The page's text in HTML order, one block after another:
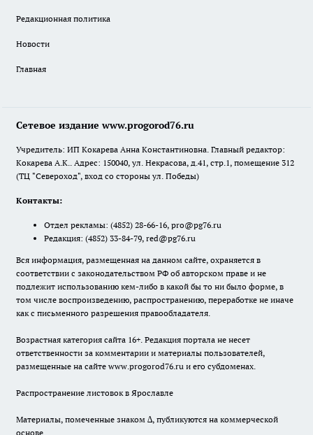
Редакционная политика
Новости
Главная
Сетевое издание www.progorod76.ru
Учредитель: ИП Кокарева Анна Константиновна. Главный редактор:
Кокарева А.К.. Адрес: 150040, ул. Некрасова, д.41, стр.1, помещение 312
(ТЦ "Североход", вход со стороны ул. Победы)
Контакты:
Отдел рекламы: (4852) 28-66-16, pro@pg76.ru
Редакция: (4852) 33-84-79, red@pg76.ru
Вся информация, размещенная на данном сайте, охраняется в
соответствии с законодательством РФ об авторском праве и не
подлежит использованию кем-либо в какой бы то ни было форме, в
том числе воспроизведению, распространению, переработке не иначе
как с письменного разрешения правообладателя.
Возрастная категория сайта 16+. Редакция портала не несет
ответственности за комментарии и материалы пользователей,
размещенные на сайте www.progorod76.ru и его субдоменах.
Распространение листовок в Ярославле
Материалы, помеченные знаком ∆, публикуются на коммерческой
основе